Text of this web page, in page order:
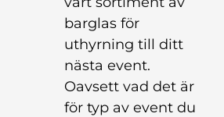
barglas för
uthyrning till ditt
nästa event.
Oavsett vad det är
för typ av event du